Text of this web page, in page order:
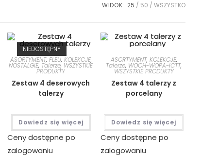
WIDOK: 25 50 WSZYSTKO
NIEDOSTĘPNY
ASORTYMENT, FLEU, KOLEKCJE,
NOSTALGIE, Talerze, WSZYSTKIE
PRODUKTY
Zestaw 4 deserowych
talerzy
Dowiedz się więcej
Ceny dostępne po
zalogowaniu
ASORTYMENT, KOLEKCJE,
Talerze, WOCH-WOPA-ICTT,
WSZYSTKIE PRODUKTY
Zestaw 4 talerzy z
porcelany
Dowiedz się więcej
Ceny dostępne po
zalogowaniu